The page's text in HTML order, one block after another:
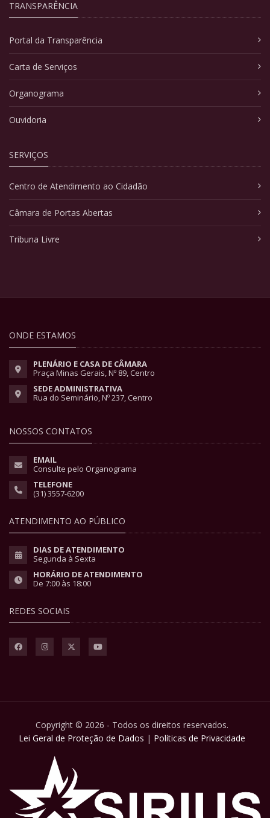
TRANSPARÊNCIA
Portal da Transparência
Carta de Serviços
Organograma
Ouvidoria
SERVIÇOS
Centro de Atendimento ao Cidadão
Câmara de Portas Abertas
Tribuna Livre
ONDE ESTAMOS
PLENÁRIO E CASA DE CÂMARA
Praça Minas Gerais, Nº 89, Centro
SEDE ADMINISTRATIVA
Rua do Seminário, Nº 237, Centro
NOSSOS CONTATOS
EMAIL
Consulte pelo Organograma
TELEFONE
(31) 3557-6200
ATENDIMENTO AO PÚBLICO
DIAS DE ATENDIMENTO
Segunda à Sexta
HORÁRIO DE ATENDIMENTO
De 7:00 às 18:00
REDES SOCIAIS
Copyright © 2026 - Todos os direitos reservados.
Lei Geral de Proteção de Dados | Políticas de Privacidade